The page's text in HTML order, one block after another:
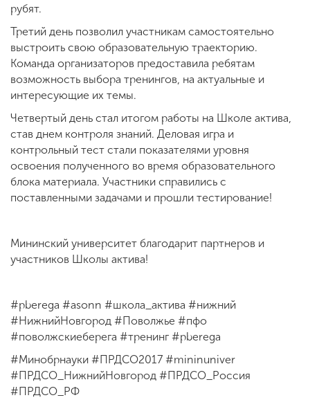
рубят.
Третий день позволил участникам самостоятельно
выстроить свою образовательную траекторию.
Команда организаторов предоставила ребятам
возможность выбора тренингов, на актуальные и
интересующие их темы.
Четвертый день стал итогом работы на Школе актива,
став днем контроля знаний. Деловая игра и
контрольный тест стали показателями уровня
освоения полученного во время образовательного
блока материала. Участники справились с
поставленными задачами и прошли тестирование!
Мининский университет благодарит партнеров и
участников Школы актива!
#pberega #asonn #школа_актива #нижний
#НижнийНовгород #Поволжье #пфо
#поволжскиеберега #тренинг #pberega
#Минобрнауки #ПРДСО2017 #mininuniver
#ПРДСО_НижнийНовгород #ПРДСО_Россия
#ПРДСО_РФ